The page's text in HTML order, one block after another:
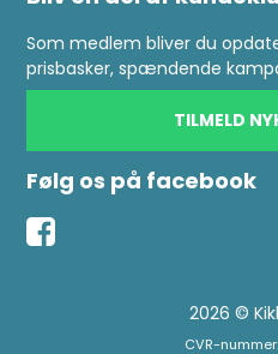
Som medlem bliver du
prisbasker, spændende
TILMELD
Følg os på facebook
2026 ©
CVR-